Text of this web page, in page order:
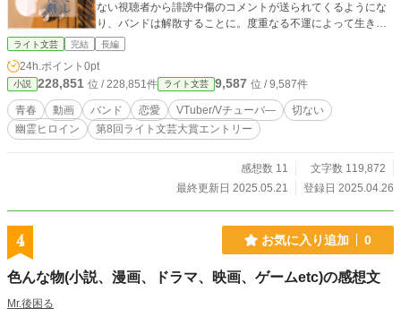
ない視聴者から誹謗中傷のコメントが送られてくるようにな
り、バンドは解散することに。度重なる不運によって生きる
希望を失くした陽菜に元気を与えたいと願うが、誹謗中傷の
具体的な方法を思い付かずにいた。 高校の入学式が行われ
る前日。公園でギターを弾く女の子に声を掛けると、彼女か
ら自分が幽霊だという話を聞かせられる。しかも、幽霊にな
る前の事を何一つ覚えていないのだという。さらに、悠斗の
トラウマの克服を手伝う代わりに、記憶を取り戻す手伝いを
臓が止まるよりも先に、退屈な日常を壊せるか？
ライト文芸 完結 長編
24h.ポイント 0pt
小説 228,851 位 / 228,851件 ライト文芸 9,587 位 / 9,587件
青春 動画 バンド 恋愛 VTuber/Vチューバ―
切ない
幽霊ヒロイン
第8回ライト文芸大賞エントリー
感想数 11
文字数 119,872
最終更新日 2025.05.21
登録日 2025.04.26
4 お気に入り追加 0
色んな物(小説、漫画、ドラマ、映画、ゲームetc)の感想文
Mr.後困る